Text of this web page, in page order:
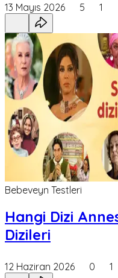
13 Mayıs 2026 5 1
Bebeveyn Testleri
Hangi Dizi
Dizileri
12 Haziran 2026 0 1